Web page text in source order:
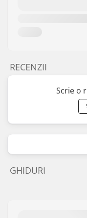
RECENZII
Scrie o
GHIDURI